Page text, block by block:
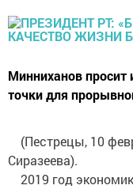
Минниханов
точки для
(Пестрецы, 10
Сиразеева).
2019 год